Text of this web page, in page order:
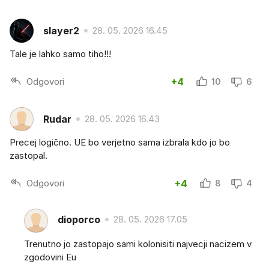
slayer2 28. 05. 2026 16.45
Tale je lahko samo tiho!!!
Odgovori +4 10 6
Rudar 28. 05. 2026 16.43
Precej logično. UE bo verjetno sama izbrala kdo jo bo
zastopal.
Odgovori +4 8 4
dioporco 28. 05. 2026 17.05
Trenutno jo zastopajo sami kolonisiti najvecji nacizem v
zgodovini Eu